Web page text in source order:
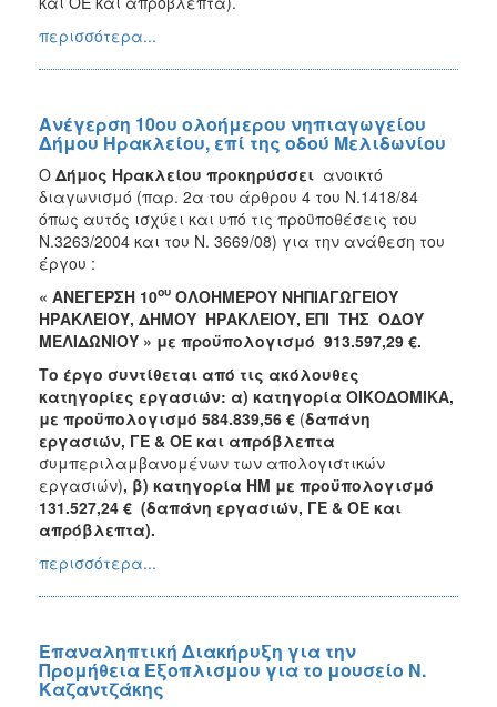
περισσότερα...
Ανέγερση 10ου ολοήμερου νηπιαγωγείου
Δήμου Hρακλείου, επί της οδού Mελιδωνίου
Ο Δήμος Ηρακλείου προκηρύσσει ανοικτό
διαγωνισμό (παρ. 2α του άρθρου 4 του Ν.1418/84
όπως αυτός ισχύει και υπό τις προϋποθέσεις του
Ν.3263/2004 και του Ν. 3669/08) για την ανάθεση του
έργου :
« ΑΝΕΓΕΡΣΗ 10ου ΟΛΟΗΜΕΡΟΥ ΝΗΠΙΑΓΩΓΕΙΟΥ
ΗΡΑΚΛΕΙΟΥ, ΔΗΜΟΥ ΗΡΑΚΛΕΙΟΥ, ΕΠΙ ΤΗΣ ΟΔΟΥ
ΜΕΛΙΔΩΝΙΟΥ » με προϋπολογισμό 913.597,29 €.
Το έργο συντίθεται από τις ακόλουθες
κατηγορίες εργασιών: α) κατηγορία ΟΙΚΟΔΟΜΙΚΑ,
με προϋπολογισμό 584.839,56 € (δαπάνη
εργασιών, ΓΕ & ΟΕ και απρόβλεπτα
συμπεριλαμβανομένων των απολογιστικών
εργασιών), β) κατηγορία ΗΜ με προϋπολογισμό
131.527,24 € (δαπάνη εργασιών, ΓΕ & ΟΕ και
απρόβλεπτα).
περισσότερα...
Επαναληπτική Διακήρυξη για την
Προμήθεια Εξοπλισμου για το μουσείο Ν.
Καζαντζάκης